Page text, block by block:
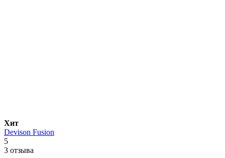
Хит
Devison Fusion
5
3 отзыва